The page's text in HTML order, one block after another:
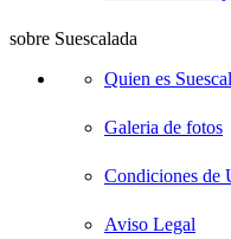
sobre Suescalada
Quien es
Galeria de fotos
Condiciones de
Aviso Legal